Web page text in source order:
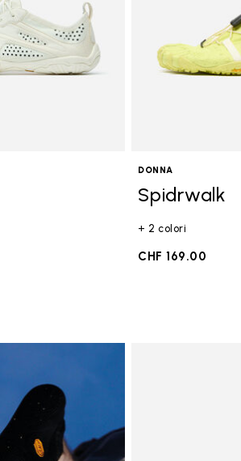
DONNA
Spidrwalk
+ 2 colori
CHF 169.00